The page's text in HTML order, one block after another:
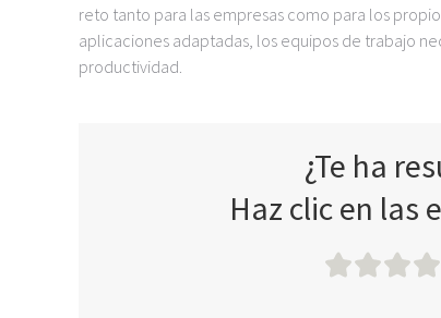
reto tanto para las empresas como para los
aplicaciones adaptadas, los equipos de trabajo
productividad.
¿Te ha
Haz clic en las